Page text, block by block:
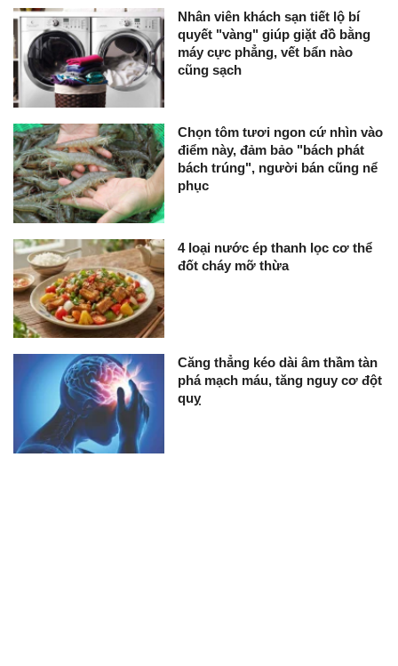
Nhân viên khách sạn tiết lộ bí
quyết "vàng" giúp giặt đồ bằng
máy cực phẳng, vết bẩn nào
cũng sạch
Chọn tôm tươi ngon cứ nhìn vào
điểm này, đảm bảo "bách phát
bách trúng", người bán cũng nể
phục
4 loại nước ép thanh lọc cơ thể
đốt cháy mỡ thừa
Căng thẳng kéo dài âm thầm tàn
phá mạch máu, tăng nguy cơ đột
quỵ